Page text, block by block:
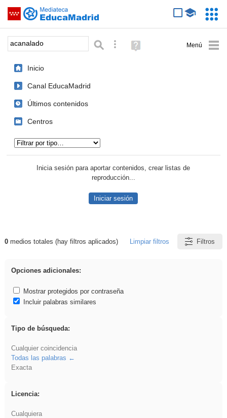
Saltar navegación
Palabra o frase: Búsqueda avanzada
Ayuda
(en
Inicio
Canal EducaMadrid
Últimos contenidos
Centros
Inicia sesión para aportar contenidos, crear listas de
reproducción...
Iniciar sesión
Resultados de: acanalado
0medios totales (hay filtros aplicados) Limpiar filtros Filtros
Opciones adicionales:
Mostrar protegidos por contraseña
Incluir palabras similares
Tipo de búsqueda:
Cualquier coincidencia
Todas las palabras
Exacta
Licencia:
Cualquiera